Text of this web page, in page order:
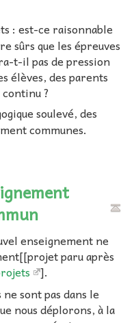
: est-ce raisonnable
sûrs que les épreuves
t-il pas de pression
élèves, des parents
?
soulevé, des
communes.
enseignement ne
paru après
].
sont pas dans le
nous déplorons, à la